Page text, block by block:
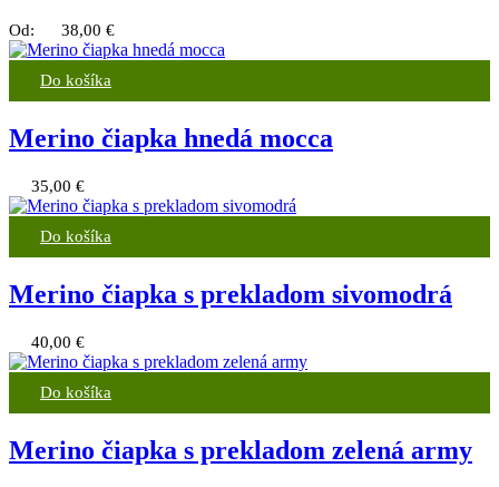
Od: 38,00 €
Do košíka
Merino čiapka hnedá mocca
35,00 €
Do košíka
Merino čiapka s prekladom sivomodrá
40,00 €
Do košíka
Merino čiapka s prekladom zelená army